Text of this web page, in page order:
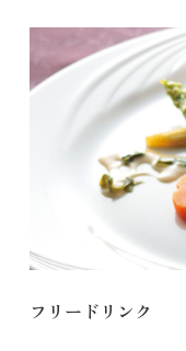
フリードリンク